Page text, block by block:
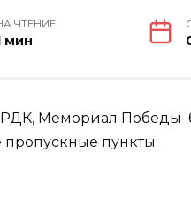
ЧТЕНИЕ
мин
Мемориал Победы
пункты;